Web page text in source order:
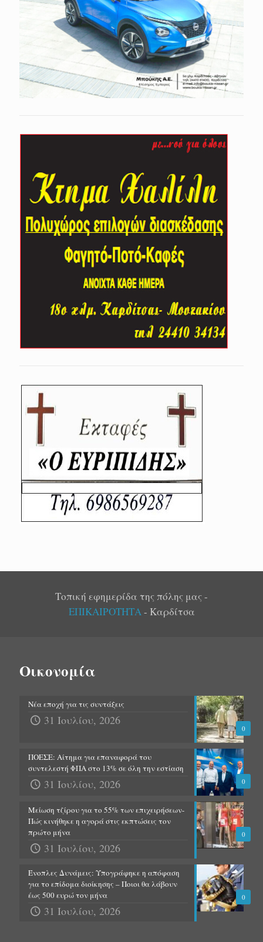
Τοπική εφημερίδα της πόλης μας -
ΕΠΙΚΑΙΡΟΤΗΤΑ- Καρδίτσα
Οικονομία
0
Νέα εποχή για τις συντάξεις
31 Ιουλίου, 2026
0
ΠΟΕΣΕ: Αίτημα για επαναφορά του
συντελεστή ΦΠΑ στο 13% σε όλη την εστίαση
31 Ιουλίου, 2026
0
Μείωση τζίρου για το 55% των επιχειρήσεων-
Πώς κινήθηκε η αγορά στις εκπτώσεις τον
πρώτο μήνα
31 Ιουλίου, 2026
0
Ένοπλες Δυνάμεις: Υπογράφηκε η απόφαση
για το επίδομα διοίκησης – Ποιοι θα λάβουν
έως 500 ευρώ τον μήνα
31 Ιουλίου, 2026